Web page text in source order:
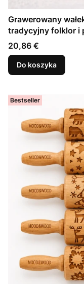
Grawerowany
tradycyjny folklor i
Cena
20,86 €
Do koszyka
Bestseller